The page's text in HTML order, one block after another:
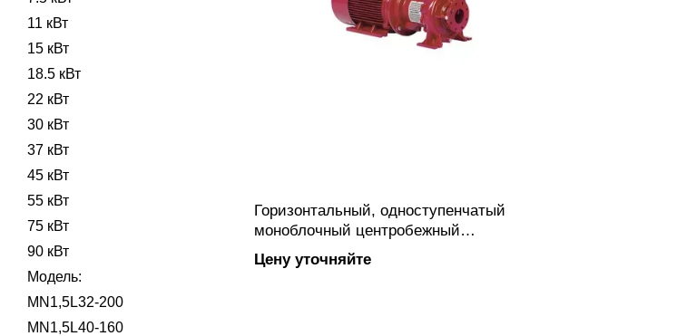
Горизонтальный, одноступенчатый
моноблочный центробежный
электронасос MN2L65-160-4P-50-TM-GG
соответствующий нормам EN733
Цену уточняйте
11 кВт
15 кВт
18.5 кВт
22 кВт
30 кВт
37 кВт
45 кВт
55 кВт
75 кВт
90 кВт
Модель:
MN1,5L32-200
MN1,5L40-160